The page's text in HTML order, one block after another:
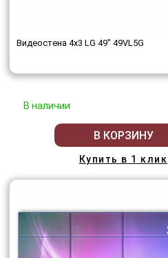
Видеостена 4x3 LG 49" 49VL5G
В наличии
В КОРЗИНУ
Купить в 1 клик